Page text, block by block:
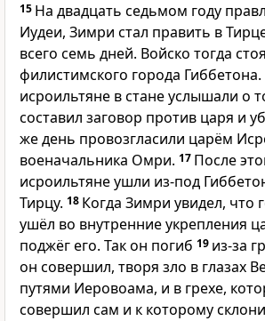
15 На двадцать седьмом году
Иудеи, Зимри стал править в
всего семь дней. Войско тогда
филистимского города Гиббетона.
исроильтяне в стане услышали о
составил заговор против царя и
же день провозгласили царём
военачальника Омри. 17 После
исроильтяне ушли из-под
Тирцу. 18 Когда Зимри увидел, что
ушёл во внутренние укрепления
поджёг его. Так он погиб 19 из-за
он совершил, творя зло в глазах
путями Иеровоама, и в грехе,
совершил сам и к которому